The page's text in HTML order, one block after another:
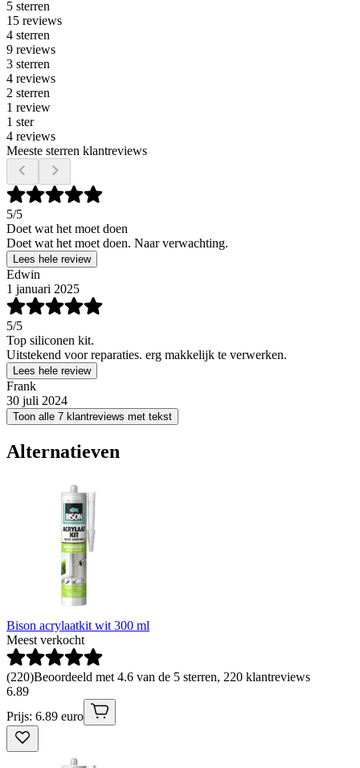
5 sterren
15 reviews
4 sterren
9 reviews
3 sterren
4 reviews
2 sterren
1 review
1 ster
4 reviews
Meeste sterren klantreviews
5/5
Doet wat het moet doen
Doet wat het moet doen. Naar verwachting.
Lees hele review
Edwin
1 januari 2025
5/5
Top siliconen kit.
Uitstekend voor reparaties. erg makkelijk te verwerken.
Lees hele review
Frank
30 juli 2024
Toon alle 7 klantreviews met tekst
Alternatieven
Bison acrylaatkit wit 300 ml
Meest verkocht
(220)Beoordeeld met 4.6 van de 5 sterren, 220 klantreviews
6.89
Prijs: 6.89 euro